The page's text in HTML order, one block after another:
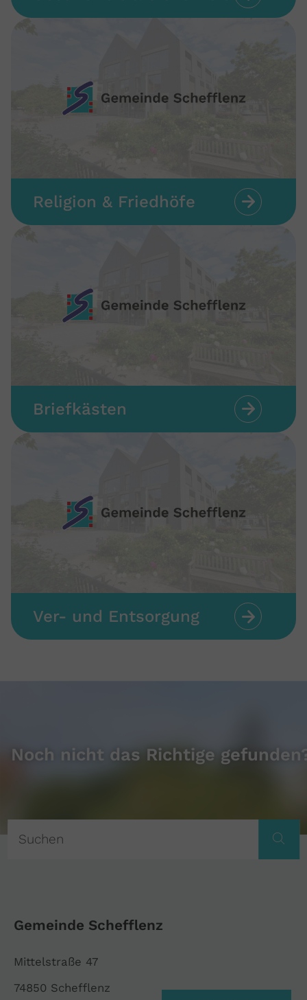
Religion & Friedhöfe
Briefkästen
Ver- und Entsorgung
Noch nicht das Richtige
Gemeinde Schefflenz
Mittelstraße 47
74850 Schefflenz